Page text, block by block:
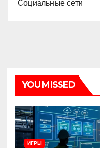
Социальные сети
YOU MISSED
ИГРЫ